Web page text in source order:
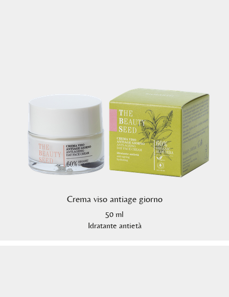
Crema viso antiage giorno
50 ml
Idratante antietà